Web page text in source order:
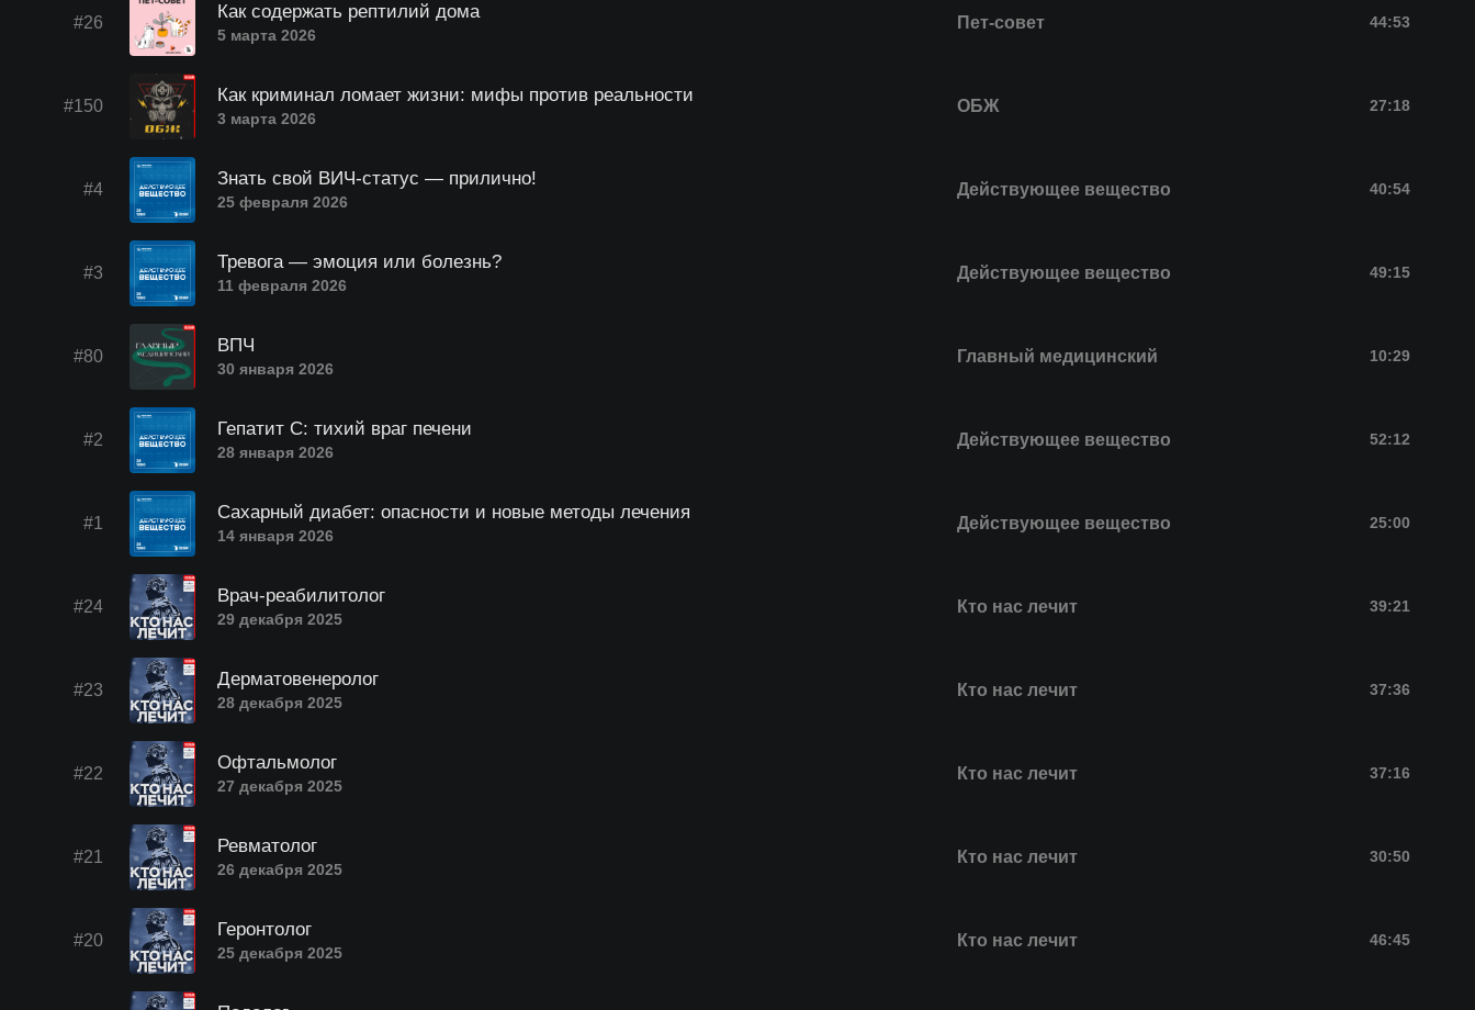
#26
Как содержать рептилий дома
5 марта 2026
Пет-совет 44:53
#150
Как криминал ломает жизни: мифы против реальности
3 марта 2026
ОБЖ 27:18
#4
Знать свой ВИЧ-статус — прилично!
25 февраля 2026
Действующее вещество 40:54
#3
Тревога — эмоция или болезнь?
11 февраля 2026
Действующее вещество 49:15
#80
ВПЧ
30 января 2026
Главный медицинский 10:29
#2
Гепатит С: тихий враг печени
28 января 2026
Действующее вещество 52:12
#1
Сахарный диабет: опасности и новые методы лечения
14 января 2026
Действующее вещество 25:00
#24
Врач-реабилитолог
29 декабря 2025
Кто нас лечит 39:21
#23
Дерматовенеролог
28 декабря 2025
Кто нас лечит 37:36
#22
Офтальмолог
27 декабря 2025
Кто нас лечит 37:16
#21
Ревматолог
26 декабря 2025
Кто нас лечит 30:50
#20
Геронтолог
25 декабря 2025
Кто нас лечит 46:45